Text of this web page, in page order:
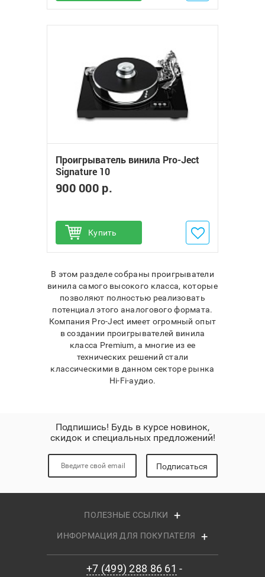
Проигрыватель винила Pro-Ject
Signature 10
900 000 р.
Купить
Добавить в избранное
В этом разделе собраны проигрыватели
винила самого высокого класса, которые
позволяют полностью реализовать
потенциал этого аналогового формата.
Компания Pro-Ject имеет огромный опыт
в создании проигрывателей винила
класса Premium, а многие из ее
технических решений стали
классическими в данном секторе рынка
Hi-Fi-аудио.
Подпишись! Будь в курсе новинок,
скидок и специальных предложений!
Подписаться
ПОЛЕЗНЫЕ ССЫЛКИ
ИНФОРМАЦИЯ ДЛЯ ПОКУПАТЕЛЯ
+7 (499) 288 86 61